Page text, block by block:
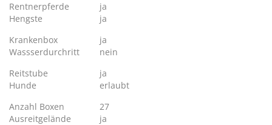
Rentnerpferde
ja
Hengste
ja
Krankenbox
ja
Wassserdurchritt
nein
Reitstube
ja
Hunde
erlaubt
Anzahl Boxen
27
Ausreitgelände
ja